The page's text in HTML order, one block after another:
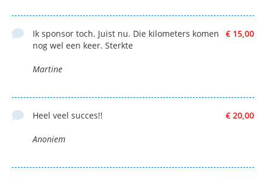
€ 15,00
Ik sponsor toch. Juist nu. Die kilometers komen
nog wel een keer. Sterkte
Martine
€ 20,00
Heel veel succes!!
Anoniem